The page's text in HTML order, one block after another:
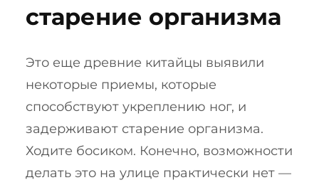
старение организма
Это еще древние китайцы выявили
некоторые приемы, которые
способствуют укреплению ног, и
задерживают старение организма.
Ходите босиком. Конечно, возможности
делать это на улице практически нет —